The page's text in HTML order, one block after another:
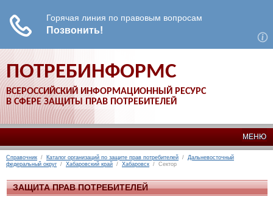
ПОТРЕБИНФОРМС
ВСЕРОССИЙСКИЙ ИНФОРМАЦИОННЫЙ РЕСУРС
В СФЕРЕ ЗАЩИТЫ ПРАВ ПОТРЕБИТЕЛЕЙ
МЕНЮ
Справочник / Каталог организаций по защите прав потребителей / Дальневосточный
федеральный округ / Хабаровский край / Хабаровск / Сектор
ЗАЩИТА ПРАВ ПОТРЕБИТЕЛЕЙ